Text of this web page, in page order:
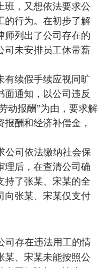
班，又想依法要求公
的行为。在初步了解
师列出了公司存在的
司未安排员工休带薪
有续假手续应视同旷
面通知，以公司违反
动报酬”为由，要求解
酬和经济补偿金，
公司依法缴纳社会保
理后，在查清公司确
持了张某、宋某的全
向张某、宋某仅支付
司存在违法用工的情
某、宋某未能按照公